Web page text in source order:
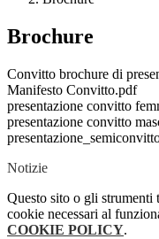
Brochure
Convitto brochure di
Manifesto Convitto.pdf
presentazione convitto
presentazione convitto
Notizie
Questo sito o gli strumenti
cookie necessari al
COOKIE POLICY.